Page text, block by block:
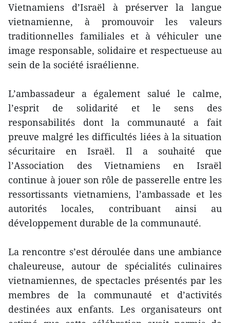
Vietnamiens d’Israël à préserver la langue
vietnamienne, à promouvoir les valeurs
traditionnelles familiales et à véhiculer une
image responsable, solidaire et respectueuse au
sein de la société israélienne.
L’ambassadeur a également salué le calme,
l’esprit de solidarité et le sens des
responsabilités dont la communauté a fait
preuve malgré les difficultés liées à la situation
sécuritaire en Israël. Il a souhaité que
l’Association des Vietnamiens en Israël
continue à jouer son rôle de passerelle entre les
ressortissants vietnamiens, l’ambassade et les
autorités locales, contribuant ainsi au
développement durable de la communauté.
La rencontre s’est déroulée dans une ambiance
chaleureuse, autour de spécialités culinaires
vietnamiennes, de spectacles présentés par les
membres de la communauté et d’activités
destinées aux enfants. Les organisateurs ont